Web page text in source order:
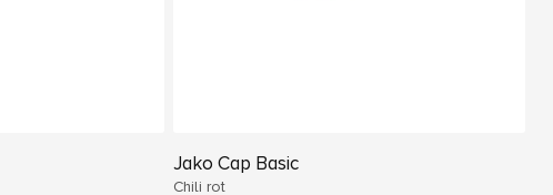
Jako Cap Basic
Chili rot